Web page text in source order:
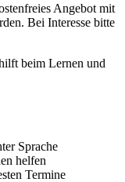
Angebot mit
Bei Interesse bitte
beim Lernen und
Sprache
helfen
Termine